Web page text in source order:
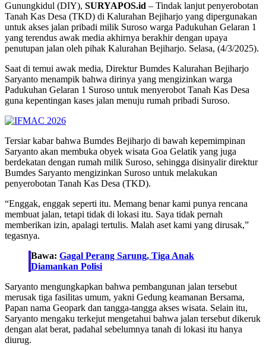
Gunungkidul (DIY), SURYAPOS.id – Tindak lanjut penyerobotan
Tanah Kas Desa (TKD) di Kalurahan Bejiharjo yang dipergunakan
untuk akses jalan pribadi milik Suroso warga Padukuhan Gelaran 1
yang terendus awak media akhirnya berakhir dengan upaya
penutupan jalan oleh pihak Kalurahan Bejiharjo. Selasa, (4/3/2025).
Saat di temui awak media, Direktur Bumdes Kalurahan Bejiharjo
Saryanto menampik bahwa dirinya yang mengizinkan warga
Padukuhan Gelaran 1 Suroso untuk menyerobot Tanah Kas Desa
guna kepentingan kases jalan menuju rumah pribadi Suroso.
Tersiar kabar bahwa Bumdes Bejiharjo di bawah kepemimpinan
Saryanto akan membuka obyek wisata Goa Gelatik yang juga
berdekatan dengan rumah milik Suroso, sehingga disinyalir direktur
Bumdes Saryanto mengizinkan Suroso untuk melakukan
penyerobotan Tanah Kas Desa (TKD).
“Enggak, enggak seperti itu. Memang benar kami punya rencana
membuat jalan, tetapi tidak di lokasi itu. Saya tidak pernah
memberikan izin, apalagi tertulis. Malah aset kami yang dirusak,”
tegasnya.
Bawa: Gagal Perang Sarung, Tiga Anak
Diamankan Polisi
Saryanto mengungkapkan bahwa pembangunan jalan tersebut
merusak tiga fasilitas umum, yakni Gedung keamanan Bersama,
Papan nama Geopark dan tangga-tangga akses wisata. Selain itu,
Saryanto mengaku terkejut mengetahui bahwa jalan tersebut dikeruk
dengan alat berat, padahal sebelumnya tanah di lokasi itu hanya
diurug.